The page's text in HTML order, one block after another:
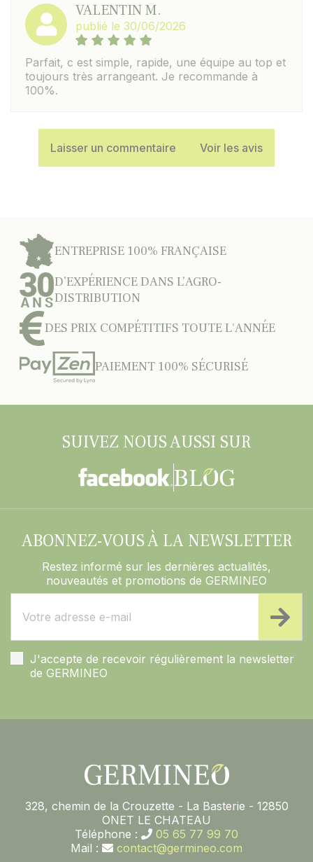
VALENTIN M.
publié le 30/06/2026
Parfait, c est simple, rapide, une équipe au top et
toujours très arrangeant. Je recommande à
100%.
Laisser un commentaire Voir les avis
ENTREPRISE 100% FRANÇAISE
D’EXPÉRIENCE DANS L’AGRO-
DISTRIBUTION
DES PRIX COMPÉTITIFS TOUTE L'ANNÉE
PAIEMENT 100% SÉCURISÉ
SUIVEZ NOUS AUSSI SUR
ABONNEZ-VOUS À LA NEWSLETTER
Restez informé sur les dernières actualités,
nouveautés et promotions de GERMINEO
J'accepte de recevoir régulièrement la newsletter
de GERMINEO
328, chemin de la Crouzette - La Basterie - 12850
ONET LE CHATEAU
Téléphone :
05 65 77 99 70
Mail :
contact@germineo.com